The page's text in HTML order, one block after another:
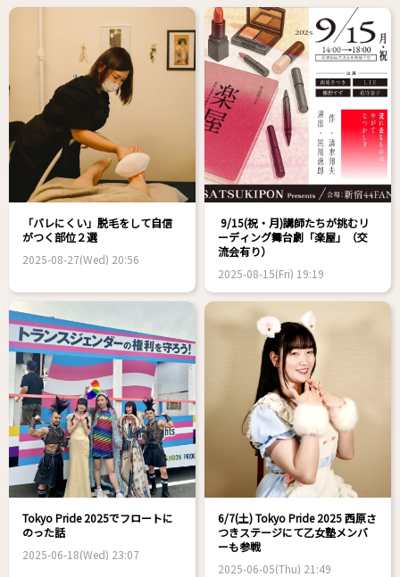
「バレにくい」脱毛をして自信
がつく部位２選
2025-08-27(Wed) 20:56
9/15(祝・月)講師たちが挑むリ
ーディング舞台劇「楽屋」（交
流会有り）
2025-08-15(Fri) 19:19
Tokyo Pride 2025でフロートに
のった話
2025-06-18(Wed) 23:07
6/7(土) Tokyo Pride 2025 西原さ
つきステージにて乙女塾メンバ
ーも参戦
2025-06-05(Thu) 21:49